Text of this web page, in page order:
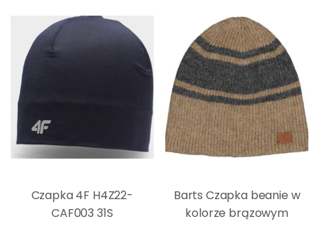
Czapka 4F H4Z22-
CAF003 31S
Barts Czapka beanie w
kolorze brązowym